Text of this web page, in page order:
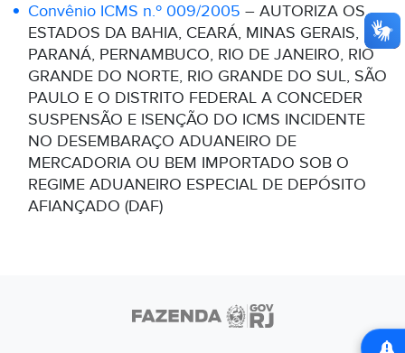
Convênio ICMS n.º 009/2005 – AUTORIZA OS
ESTADOS DA BAHIA, CEARÁ, MINAS GERAIS,
PARANÁ, PERNAMBUCO, RIO DE JANEIRO, RIO
GRANDE DO NORTE, RIO GRANDE DO SUL, SÃO
PAULO E O DISTRITO FEDERAL A CONCEDER
SUSPENSÃO E ISENÇÃO DO ICMS INCIDENTE
NO DESEMBARAÇO ADUANEIRO DE
MERCADORIA OU BEM IMPORTADO SOB O
REGIME ADUANEIRO ESPECIAL DE DEPÓSITO
AFIANÇADO (DAF)